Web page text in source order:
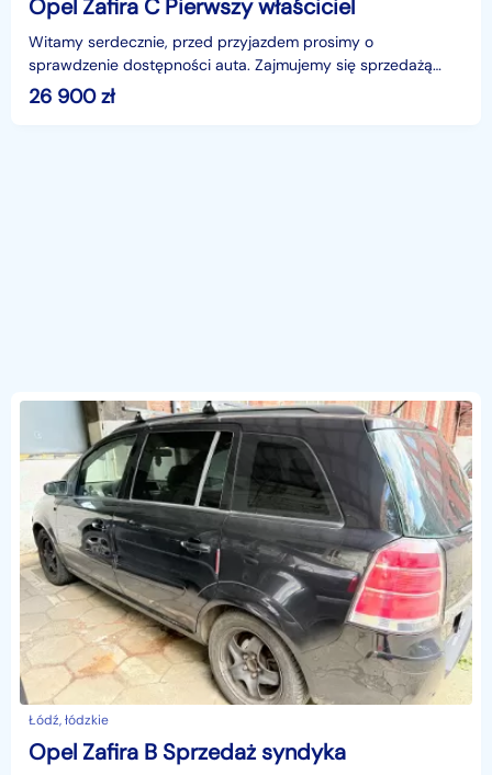
Opel Zafira C Pierwszy właściciel
Witamy serdecznie, przed przyjazdem prosimy o
sprawdzenie dostępności auta. Zajmujemy się sprzedażą
samochodów używanych od 1997 roku. Staramy się wnikliwie
spr
26 900zł
Łódź, łódzkie
Opel Zafira B Sprzedaż syndyka